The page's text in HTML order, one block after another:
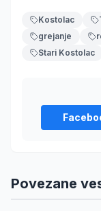
Kostolac
grejanje
Stari Kostolac
Povezane